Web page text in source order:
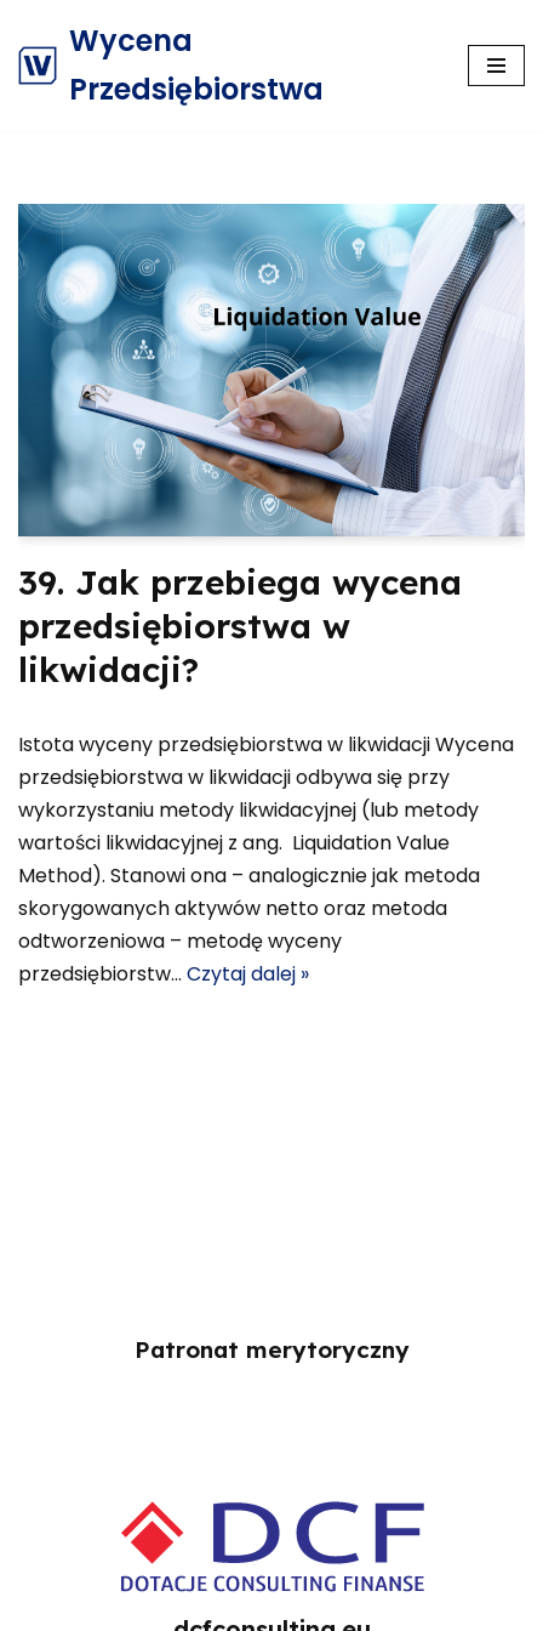
Przejdź
Wycena
Przedsiębiorstwa
39. Jak przebiega wycena
przedsiębiorstwa w
likwidacji?
Istota wyceny przedsiębiorstwa w likwidacji Wycena
przedsiębiorstwa w likwidacji odbywa się przy
wykorzystaniu metody likwidacyjnej (lub metody
wartości likwidacyjnej z ang. Liquidation Value
Method). Stanowi ona – analogicznie jak metoda
skorygowanych aktywów netto oraz metoda
odtworzeniowa – metodę wyceny
przedsiębiorstw… Czytaj dalej »
Patronat merytoryczny